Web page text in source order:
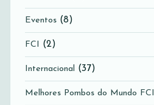
Eventos (8)
FCI (2)
Internacional (37)
Melhores Pombos do Mundo FCI